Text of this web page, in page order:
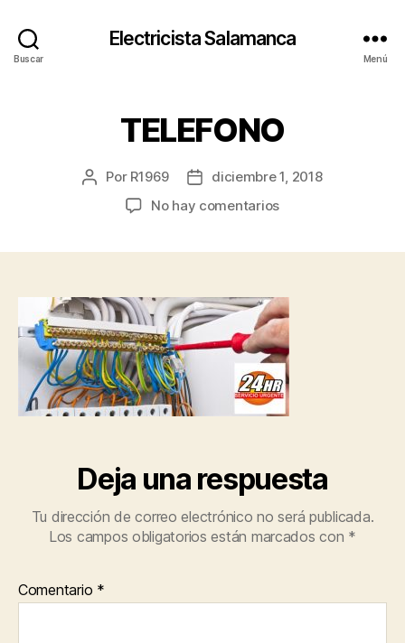
Buscar
Electricista Salamanca
Menú
TELEFONO
Autor
Por R1969
Fechadiciembre 1, 2018
No hay comentariosen
Deja una respuesta
Tu dirección de correo electrónico no será publicada.
Los campos obligatorios están marcados con *
Comentario *